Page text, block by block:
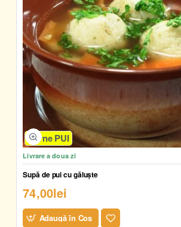
Carne PUI
Livrare a doua zi
Supă de pui cu găluște
74,00lei
Adaugă în Coş